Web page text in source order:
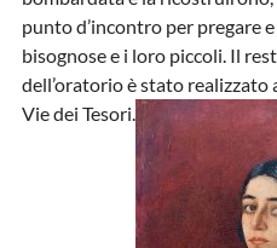
punto d’incontro per pregare
bisognose e i loro piccoli. Il
dell’oratorio è stato
Vie dei Tesori.